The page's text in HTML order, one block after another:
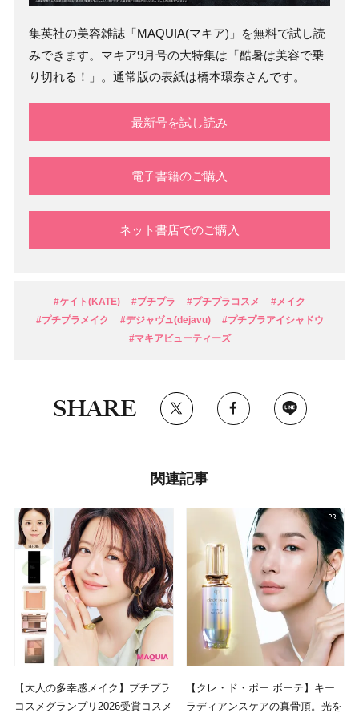
集英社の美容雑誌「MAQUIA(マキア)」を無料で試し読
みできます。マキア9月号の大特集は「酷暑は美容で乗
り切れる！」。通常版の表紙は橋本環奈さんです。
最新号を試し読み
電子書籍のご購入
ネット書店でのご購入
#ケイト(KATE) #プチプラ #プチプラコスメ
#メイク
#プチプラメイク
#デジャヴュ(dejavu)
#プチプラアイシャドウ
#マキアビューティーズ
SHARE
関連記事
【大人の多幸感メイク】プチプラ
コスメグランプリ2026受賞コスメ
【クレ・ド・ポー ボーテ】キー
ラディアンスケアの真骨頂。光を